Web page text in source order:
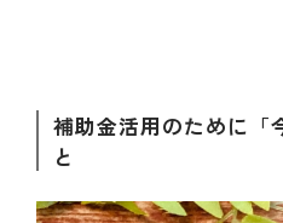
補助金活用のために「
と